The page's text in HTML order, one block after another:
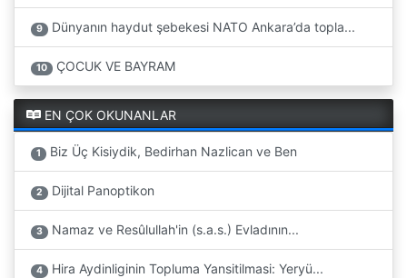
9 Dünyanın haydut şebekesi NATO Ankara’da topla...
10 ÇOCUK VE BAYRAM
EN ÇOK OKUNANLAR
1 Biz Üç Kisiydik, Bedirhan Nazlican ve Ben
2 Dijital Panoptikon
3 Namaz ve Resûlullah'in (s.a.s.) Evladının...
4 Hira Aydinliginin Topluma Yansitilmasi: Yeryü...